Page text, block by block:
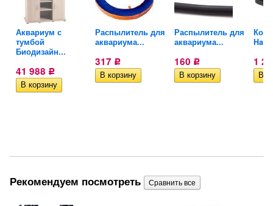
Аквариум с
тумбой
Биодизайн...
41 988 Р
Распылитель для
аквариума...
317 Р
Распылитель для
аквариума...
160 Р 1
Рекомендуем посмотреть